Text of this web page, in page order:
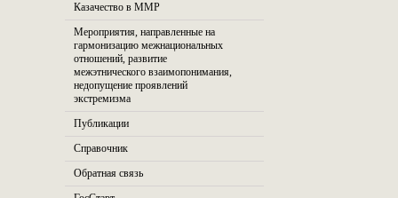
Казачество в ММР
Мероприятия, направленные на
гармонизацию межнациональных
отношений, развитие
межэтнического взаимопонимания,
недопущение проявлений
экстремизма
Публикации
Справочник
Обратная связь